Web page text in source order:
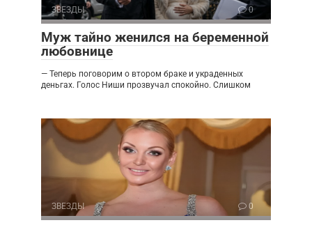
ЗВЕЗДЫ 0
Муж тайно женился на беременной
любовнице
— Теперь поговорим о втором браке и украденных
деньгах. Голос Ниши прозвучал спокойно. Слишком
ЗВЕЗДЫ 0